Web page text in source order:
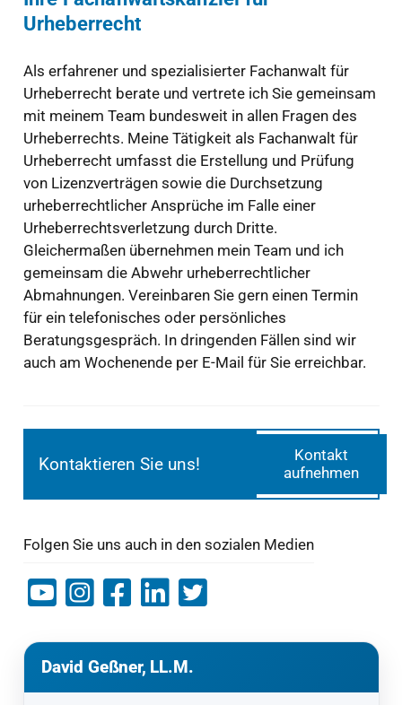
Urheberrecht
Als erfahrener und spezialisierter Fachanwalt für
Urheberrecht berate und vertrete ich Sie gemeinsam
mit meinem Team bundesweit in allen Fragen des
Urheberrechts. Meine Tätigkeit als Fachanwalt für
Urheberrecht umfasst die Erstellung und Prüfung
von Lizenzverträgen sowie die Durchsetzung
urheberrechtlicher Ansprüche im Falle einer
Urheberrechtsverletzung durch Dritte.
Gleichermaßen übernehmen mein Team und ich
gemeinsam die Abwehr urheberrechtlicher
Abmahnungen. Vereinbaren Sie gern einen Termin
für ein telefonisches oder persönliches
Beratungsgespräch. In dringenden Fällen sind wir
auch am Wochenende per E-Mail für Sie erreichbar.
Kontaktieren Sie uns!
Kontakt
aufnehmen
Folgen Sie uns auch in den sozialen Medien
David Geßner, LL.M.